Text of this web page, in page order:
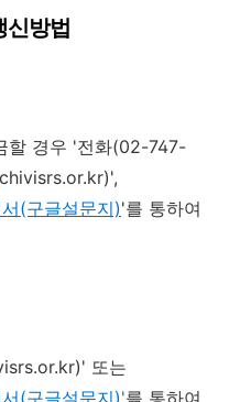
신방법
할 경우 '전화(02-747-
(구글설문지)'를 통하여
또는
(구글설문지)'를 통하여